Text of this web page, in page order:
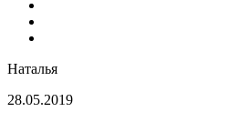
Наталья
28.05.2019